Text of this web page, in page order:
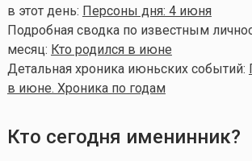
в этот день: Персоны дня: 4 июня
Подробная сводка по известным
месяц: Кто родился в июне
Детальная хроника июньских событий:
в июне. Хроника по годам
Кто сегодня именинник?